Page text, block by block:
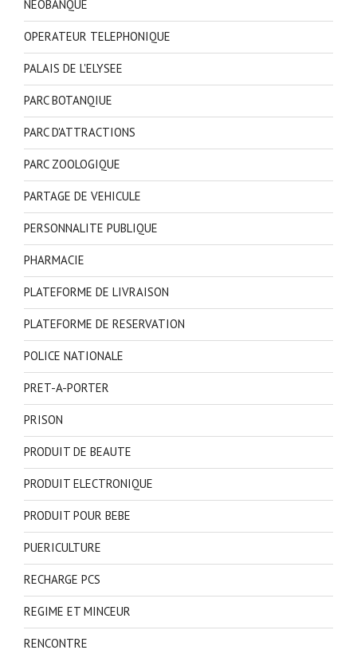
NEOBANQUE
OPERATEUR TELEPHONIQUE
PALAIS DE L'ELYSEE
PARC BOTANQIUE
PARC D'ATTRACTIONS
PARC ZOOLOGIQUE
PARTAGE DE VEHICULE
PERSONNALITE PUBLIQUE
PHARMACIE
PLATEFORME DE LIVRAISON
PLATEFORME DE RESERVATION
POLICE NATIONALE
PRET-A-PORTER
PRISON
PRODUIT DE BEAUTE
PRODUIT ELECTRONIQUE
PRODUIT POUR BEBE
PUERICULTURE
RECHARGE PCS
REGIME ET MINCEUR
RENCONTRE